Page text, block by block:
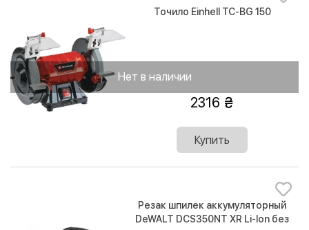
Нет в наличии
Точило Einhell TC-BG 150
2316
Купить
Резак шпилек аккумуляторный
DeWALT DCS350NT XR Li-lon без